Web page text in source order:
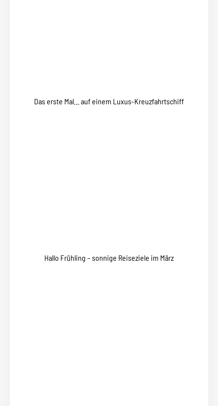
Das erste Mal… auf einem Luxus-Kreuzfahrtschiff
Hallo Frühling – sonnige Reiseziele im März